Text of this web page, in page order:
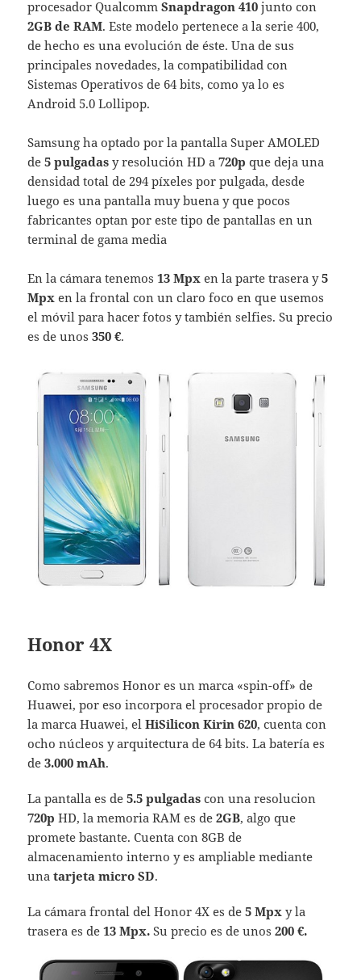
procesador QualcommSnapdragon 410 junto con
2GB de RAM. Este modelo pertenece a la serie 400,
de hecho es una evolución de éste. Una de sus
principales novedades, la compatibilidad con
Sistemas Operativos de 64 bits, como ya lo es
Android 5.0 Lollipop.
Samsung ha optado por la pantalla Super AMOLED
de5 pulgadas y resolución HD a720p que deja una
densidad total de 294 píxeles por pulgada, desde
luego es una pantalla muy buena y que pocos
fabricantes optan por este tipo de pantallas en un
terminal de gama media
En la cámara tenemos13 Mpx en la parte trasera y5
Mpx en la frontal con un claro foco en que usemos
el móvil para hacer fotos y también selfies. Su precio
es de unos350 €.
Honor 4X
Como sabremos Honor es un marca «spin-off» de
Huawei, por eso incorpora el procesador propio de
la marca Huawei, elHiSilicon Kirin 620, cuenta con
ocho núcleos y arquitectura de 64 bits. La batería es
de3.000 mAh.
La pantalla es de5.5 pulgadas con una resolucion
720p HD, la memoria RAM es de2GB, algo que
promete bastante. Cuenta con 8GB de
almacenamiento interno y es ampliable mediante
unatarjeta micro SD.
La cámara frontal del Honor 4X es de5 Mpx y la
trasera es de13 Mpx. Su precio es de unos 200 €.